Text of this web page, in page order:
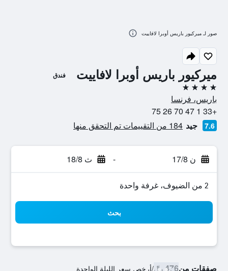
ميركيور باريس أوبرا لافاييت فندق
4 نجوم
باريس، فرنسا
+33 1 47 70 26 75
7.6 جيد 184 من التقييمات تم التحقق منها
ن 17/8 - ث 18/8
2 من الضيوف، غرفة واحدة
بحث
صفقات من476 ﷼ /أرخص سعر الليلة الواحدة
صور لـ ميركيور باريس أوبرا لافاييت